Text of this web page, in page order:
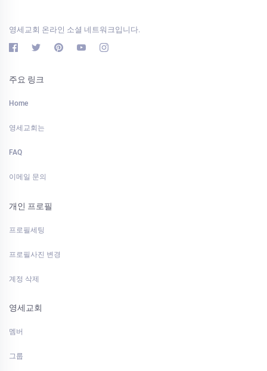
영세교회 온라인 소셜 네트워크입니다.
주요 링크
Home
영세교회는
FAQ
이메일 문의
개인 프로필
프로필세팅
프로필사진 변경
계정 삭제
영세교회
멤버
그룹